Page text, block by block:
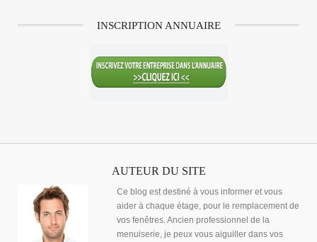
INSCRIPTION ANNUAIRE
AUTEUR DU SITE
Ce blog est destiné à vous informer et vous
aider à chaque étage, pour le remplacement de
vos fenêtres. Ancien professionnel de la
menuiserie, je peux vous aiguiller dans vos